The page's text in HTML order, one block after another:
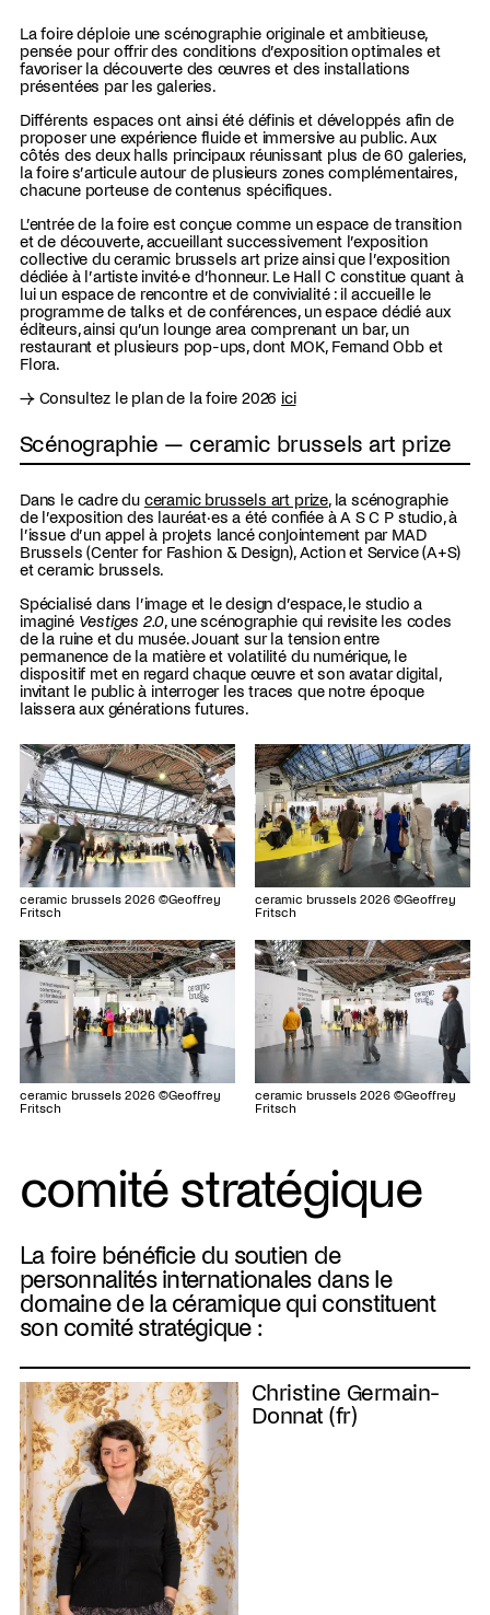
La foire déploie une scénographie originale et ambitieuse,
pensée pour offrir des conditions d’exposition optimales et
favoriser la découverte des œuvres et des installations
présentées par les galeries.
Différents espaces ont ainsi été définis et développés afin de
proposer une expérience fluide et immersive au public. Aux
côtés des deux halls principaux réunissant plus de 60 galeries,
la foire s’articule autour de plusieurs zones complémentaires,
chacune porteuse de contenus spécifiques.
L’entrée de la foire est conçue comme un espace de transition
et de découverte, accueillant successivement l’exposition
collective du ceramic brussels art prize ainsi que l’exposition
dédiée à l’artiste invité·e d’honneur. Le Hall C constitue quant à
lui un espace de rencontre et de convivialité : il accueille le
programme de talks et de conférences, un espace dédié aux
éditeurs, ainsi qu’un lounge area comprenant un bar, un
restaurant et plusieurs pop-ups, dont MOK, Fernand Obb et
Flora.
→ Consultez le plan de la foire 2026 ici
Scénographie — ceramic brussels art prize
Dans le cadre du ceramic brussels art prize, la scénographie
de l’exposition des lauréat·es a été confiée à A S C P studio, à
l’issue d’un appel à projets lancé conjointement par MAD
Brussels (Center for Fashion & Design), Action et Service (A+S)
et ceramic brussels.
Spécialisé dans l’image et le design d’espace, le studio a
imaginé Vestiges 2.0, une scénographie qui revisite les codes
de la ruine et du musée. Jouant sur la tension entre
permanence de la matière et volatilité du numérique, le
dispositif met en regard chaque œuvre et son avatar digital,
invitant le public à interroger les traces que notre époque
laissera aux générations futures.
ceramic brussels 2026 ©Geoffrey
Fritsch
ceramic brussels 2026 ©Geoffrey
Fritsch
ceramic brussels 2026 ©Geoffrey
Fritsch
ceramic brussels 2026 ©Geoffrey
Fritsch
comité stratégique
La foire bénéficie du soutien de
personnalités internationales dans le
domaine de la céramique qui constituent
son comité stratégique :
Christine Germain-
Donnat (fr)